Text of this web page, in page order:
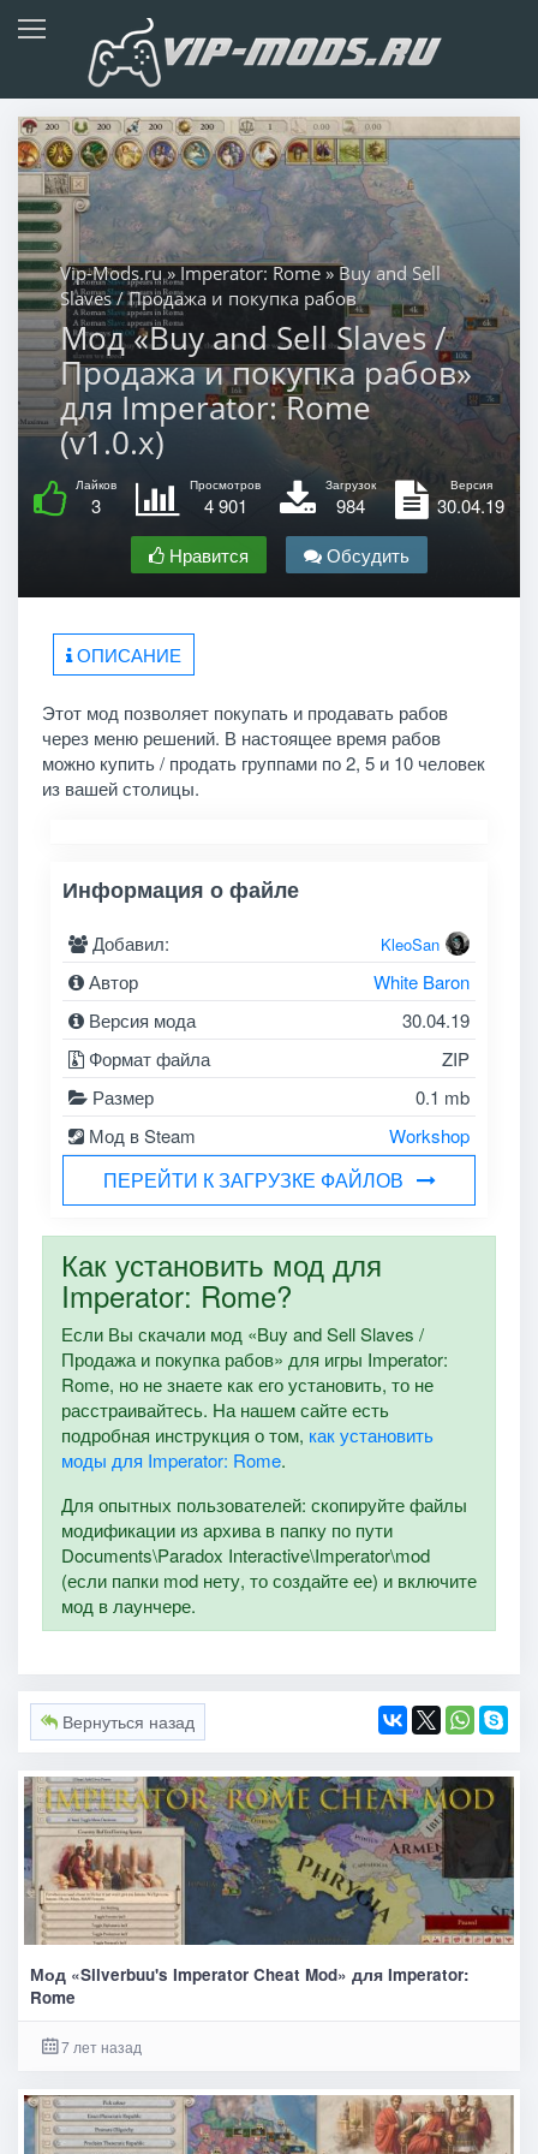
Vip-Mods.ru»Imperator: Rome» Buy and Sell
Slaves / Продажа и покупка рабов
Мод «Buy and Sell Slaves /
Продажа и покупка рабов»
для Imperator: Rome
(v1.0.x)
Лайков
3
Просмотров
4 901
Загрузок
984
Версия
30.04.19
Нравится
Обсудить
ОПИСАНИЕ
Этот мод позволяет покупать и продавать рабов
через меню решений. В настоящее время рабов
можно купить / продать группами по 2, 5 и 10 человек
из вашей столицы.
Информация о файле
Добавил: KleoSan
Автор
White Baron
Версия мода
30.04.19
Формат файла
ZIP
Размер
0.1 mb
Мод в Steam
Workshop
ПЕРЕЙТИ К ЗАГРУЗКЕ ФАЙЛОВ
Как установить мод для
Imperator: Rome?
Если Вы скачали мод «Buy and Sell Slaves /
Продажа и покупка рабов» для игры Imperator:
Rome, но не знаете как его установить, то не
расстраивайтесь. На нашем сайте есть
подробная инструкция о том, как установить
моды для Imperator: Rome.
Для опытных пользователей: скопируйте файлы
модификации из архива в папку по пути
Documents\Paradox Interactive\Imperator\mod
(если папки mod нету, то создайте ее) и включите
мод в лаунчере.
Вернуться назад
Мод «Silverbuu's Imperator Cheat Mod» для Imperator:
Rome
7 лет назад